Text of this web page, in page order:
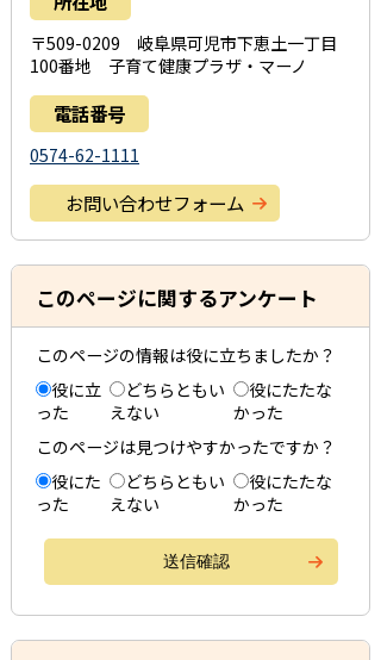
〒509-0209 岐阜県可児市下恵土一丁目
100番地 子育て健康プラザ・マーノ
電話番号
0574-62-1111
お問い合わせフォーム
このページに関するアンケート
このページの情報は役に立ちましたか？
役に立
った
どちらともい
えない
役にたたな
かった
このページは見つけやすかったですか？
役にた
った
どちらともい
えない
役にたたな
かった